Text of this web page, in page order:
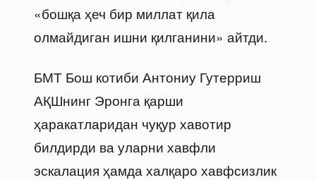
«бошқа ҳеч бир миллат қила
олмайдиган ишни қилганини» айтди.
БМТ Бош котиби Антониу Гутерриш
АҚШнинг Эронга қарши
ҳаракатларидан чуқур хавотир
билдирди ва уларни хавфли
эскалация ҳамда халқаро хавфсизлик